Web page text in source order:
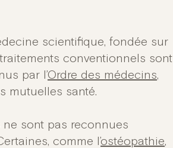
scientifique, fondée sur
conventionnels sont
par l’Ordre des médecins,
mutuelles santé.
ne sont pas reconnues
comme l’ostéopathie,